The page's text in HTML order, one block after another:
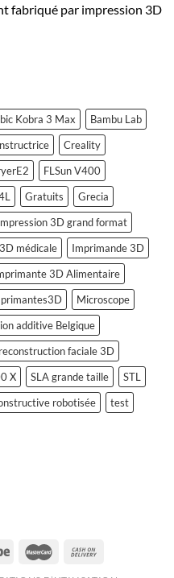
fabriqué par impression 3D
Kobra 3 Max
Bambu Lab
Creality
FLSun V400
Gratuits
Grecia
3D grand format
médicale
Imprimande 3D
3D Alimentaire
Microscope
additive Belgique
reconstruction faciale 3D
X SLA grande taille
STL
robotisée
test